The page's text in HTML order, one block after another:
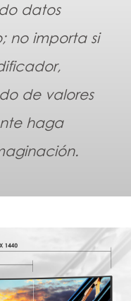
datos
no importa si
de valores
haga